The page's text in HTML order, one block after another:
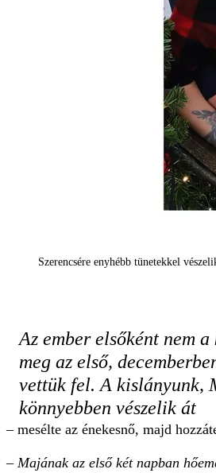
Szerencsére enyhébb tünetekkel
Az ember elsőként nem
meg az első,
vettük fel. A kislányunk,
könnyebben vészelik át
– mesélte az énekesnő, majd
– Majának az első két napban